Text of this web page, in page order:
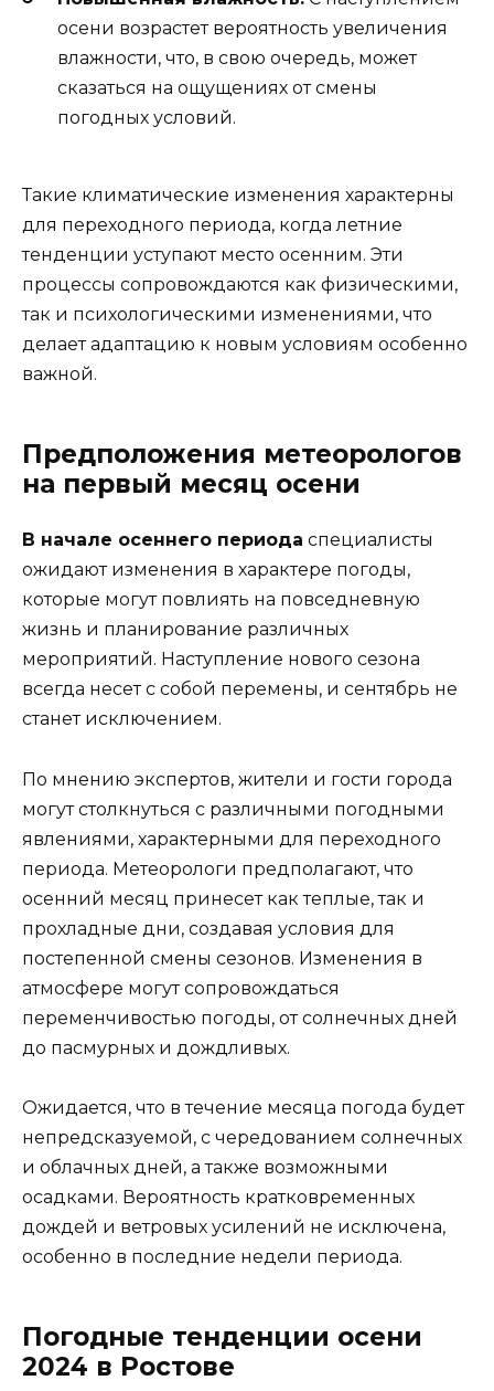
осени возрастет вероятность увеличения
влажности, что, в свою очередь, может
сказаться на ощущениях от смены
погодных условий.
Такие климатические изменения характерны
для переходного периода, когда летние
тенденции уступают место осенним. Эти
процессы сопровождаются как физическими,
так и психологическими изменениями, что
делает адаптацию к новым условиям особенно
важной.
Предположения метеорологов
на первый месяц осени
В начале осеннего периода специалисты
ожидают изменения в характере погоды,
которые могут повлиять на повседневную
жизнь и планирование различных
мероприятий. Наступление нового сезона
всегда несет с собой перемены, и сентябрь не
станет исключением.
По мнению экспертов, жители и гости города
могут столкнуться с различными погодными
явлениями, характерными для переходного
периода. Метеорологи предполагают, что
осенний месяц принесет как теплые, так и
прохладные дни, создавая условия для
постепенной смены сезонов. Изменения в
атмосфере могут сопровождаться
переменчивостью погоды, от солнечных дней
до пасмурных и дождливых.
Ожидается, что в течение месяца погода будет
непредсказуемой, с чередованием солнечных
и облачных дней, а также возможными
осадками. Вероятность кратковременных
дождей и ветровых усилений не исключена,
особенно в последние недели периода.
Погодные тенденции осени
2024 в Ростове